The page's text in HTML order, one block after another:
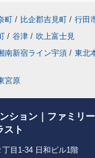
町 / 比企郡吉見町 / 行田
/ 谷津 / 吹上富士見
南新宿ライン宇須 / 東北
宮原
ション｜ファミリ
スト
目1-34 日和ビル1階